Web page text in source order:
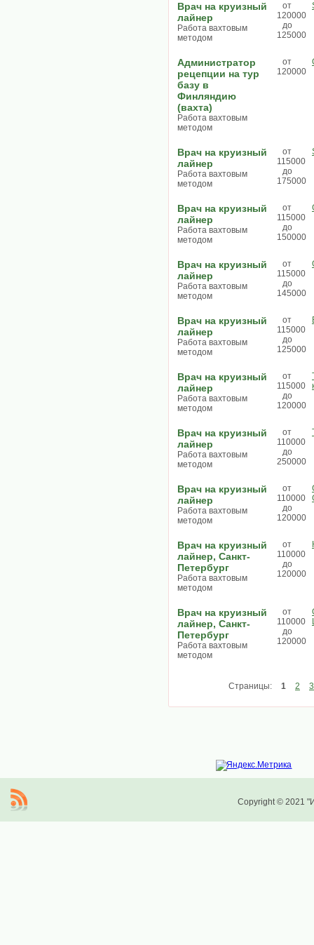
Врач на круизный
лайнер
Работа вахтовым
методом
от
120000
до
125000
Администратор
рецепции на тур
базу в
Финляндию
(вахта)
Работа вахтовым
методом
от
120000
Врач на круизный
лайнер
Работа вахтовым
методом
от
115000
до
175000
Врач на круизный
лайнер
Работа вахтовым
методом
от
115000
до
150000
Врач на круизный
лайнер
Работа вахтовым
методом
от
115000
до
145000
Врач на круизный
лайнер
Работа вахтовым
методом
от
115000
до
125000
Врач на круизный
лайнер
Работа вахтовым
методом
от
115000
до
120000
Врач на круизный
лайнер
Работа вахтовым
методом
от
110000
до
250000
Врач на круизный
лайнер
Работа вахтовым
методом
от
110000
до
120000
Врач на круизный
лайнер, Санкт-
Петербург
Работа вахтовым
методом
от
110000
до
120000
Врач на круизный
лайнер, Санкт-
Петербург
Работа вахтовым
методом
от
110000
до
120000
Страницы: 1 2 3
Copyright © 2021